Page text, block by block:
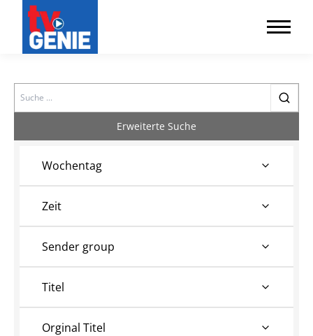
Search
Erweiterte Suche
Wochentag
Zeit
Sender group
Titel
Orginal Titel